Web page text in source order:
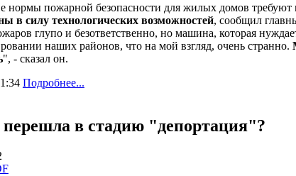
нормы пожарной безопасности для жилых домов требуют
в силу технологических возможностей, сообщил
глупо и безответственно, но машина, которая
наших районов, что на мой взгляд, очень странно.
", - сказал он.
Подробнее...
в стадию "депортация"?